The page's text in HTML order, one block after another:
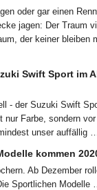
oder gar einen
jagen: Der Traum
der keiner bleiben
Swift Sport im
- der Suzuki Swift
nur Farbe, sondern
unser auffällig
kommen
Ab Dezember
Sportlichen Modelle